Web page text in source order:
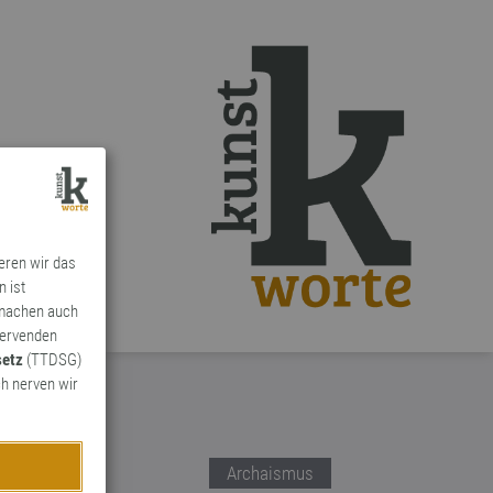
wir das
ist
auch
(TTDSG)
nerven wir
Archaismus